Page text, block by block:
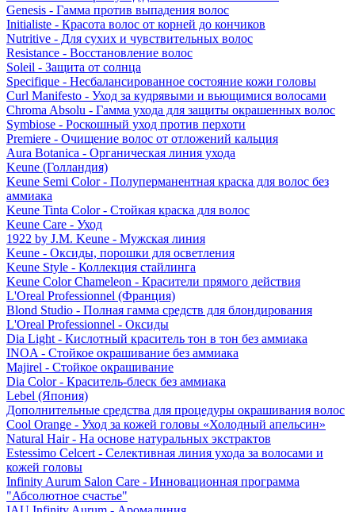
Genesis - Гамма против выпадения волос
Initialiste - Красота волос от корней до кончиков
Nutritive - Для сухих и чувствительных волос
Resistance - Восстановление волос
Soleil - Защита от солнца
Specifique - Несбалансированное состояние кожи головы
Curl Manifesto - Уход за кудрявыми и вьющимися волосами
Chroma Absolu - Гамма ухода для защиты окрашенных волос
Symbiose - Роскошный уход против перхоти
Premiere - Очищение волос от отложений кальция
Aura Botanica - Органическая линия ухода
Keune (Голландия)
Keune Semi Color - Полуперманентная краска для волос без
аммиака
Keune Tinta Color - Стойкая краска для волос
Keune Care - Уход
1922 by J.M. Keune - Мужская линия
Keune - Оксиды, порошки для осветления
Keune Style - Коллекция стайлинга
Keune Color Chameleon - Красители прямого действия
L'Oreal Professionnel (Франция)
Blond Studio - Полная гамма средств для блондирования
L'Oreal Professionnel - Оксиды
Dia Light - Кислотный краситель тон в тон без аммиака
INOA - Стойкое окрашивание без аммиака
Majirel - Стойкое окрашивание
Dia Color - Краситель-блеск без аммиака
Lebel (Япония)
Дополнительные средства для процедуры окрашивания волос
Cool Orange - Уход за кожей головы «Холодный апельсин»
Natural Hair - На основе натуральных экстрактов
Estessimo Celcert - Селективная линия ухода за волосами и
кожей головы
Infinity Aurum Salon Care - Инновационная программа
"Абсолютное счастье"